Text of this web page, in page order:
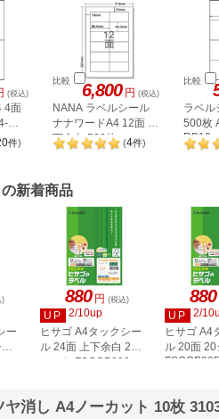
(税込)
4面
件)
比較 6,800 円 (税込)
NANA ラベルシール
ナナワードA4 12面 上
下余白 500枚
LDW12P
(4件)
比較
ラベル
500枚
RB10
新着商品
)
ー
880 円 (税込)
UP
2/10up
ヒサゴ A4タックシー
ル 24面 上下余白 20
シート FSCOP883
880
UP
2/
ヒサゴ A4
ル 20面 20
FSCOP985
消し A4ノーカット 10枚